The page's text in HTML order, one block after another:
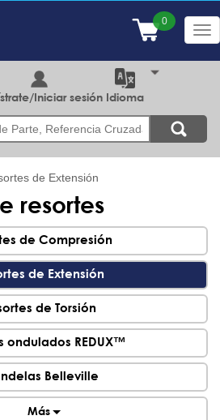
Buscar
Iniciar sesiónIdioma
de Extensión
resortes
de Compresión
de Extensión
de Torsión
ondulados REDUX™
Belleville
Más